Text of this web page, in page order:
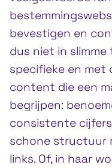
bevestigen en
dus niet in slimme
specifieke en met
content die een
begrijpen:
consistente cijfers
schone structuur
links. Of, in haar